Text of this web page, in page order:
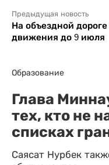
Предыдущая новость
На объездной
движения до 9 июля
Образование
Глава
тех, кто не
списках
Саясат Нурбек